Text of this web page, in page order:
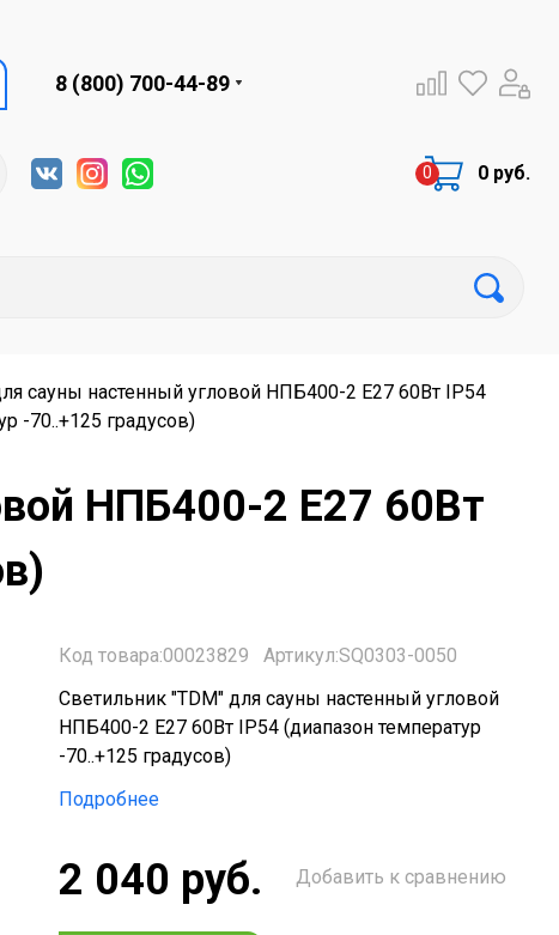
8 (800) 700-44-89
0 руб.
сауны настенный угловой НПБ400-2 Е27 60Вт IP54
-70..+125 градусов)
НПБ400-2 Е27 60Вт
Код товара:00023829
Артикул:SQ0303-0050
Светильник "TDM" для сауны настенный угловой
НПБ400-2 Е27 60Вт IP54 (диапазон температур
-70..+125 градусов)
Подробнее
2 040 руб. Добавить к сравнению